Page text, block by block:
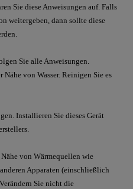
Sie diese Anweisungen auf. Falls
weitergeben, dann sollte diese
Sie alle Anweisungen.
von Wasser. Reinigen Sie es
Installieren Sie dieses Gerät
von Wärmequellen wie
Apparaten (einschließlich
Sie nicht die